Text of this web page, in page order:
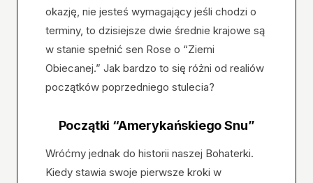
okazję, nie jesteś wymagający jeśli chodzi o
terminy, to dzisiejsze dwie średnie krajowe są
w stanie spełnić sen Rose o “Ziemi
Obiecanej.” Jak bardzo to się różni od realiów
początków poprzedniego stulecia?
Początki “Amerykańskiego Snu”
Wróćmy jednak do historii naszej Bohaterki.
Kiedy stawia swoje pierwsze kroki w